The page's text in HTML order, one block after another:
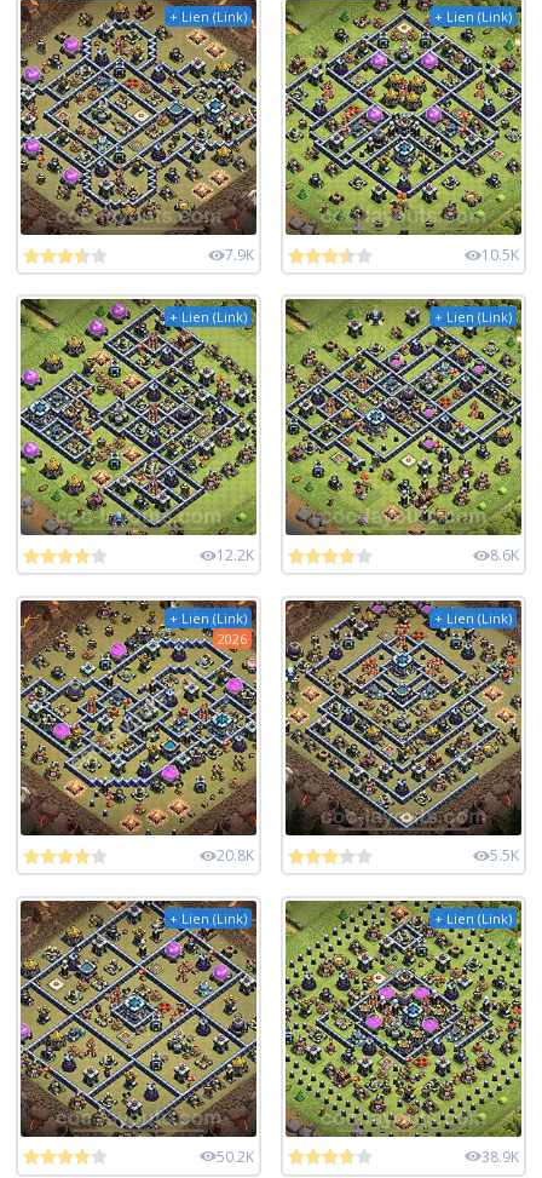
+ Lien (Link)
7.9K
+ Lien (Link)
10.5K
+ Lien (Link)
12.2K
+ Lien (Link)
8.6K
+ Lien (Link)
2026
20.8K
+ Lien (Link)
5.5K
+ Lien (Link)
50.2K
+ Lien (Link)
38.9K